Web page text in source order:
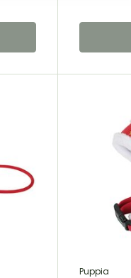
Puppia